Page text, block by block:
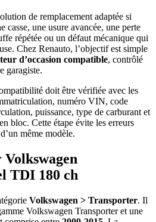
de remplacement adaptée si
casse, une usure avancée, une perte
répétée ou un défaut mécanique qui
Chez Renauto, l’objectif est simple
d’occasion compatible, contrôlé
garagiste.
doit être vérifiée avec les
numéro VIN, code
puissance, type de carburant et
bloc. Cette étape évite les erreurs
même modèle.
TDI 180 ch
Volkswagen > Transporter. Il
Volkswagen Transporter et une